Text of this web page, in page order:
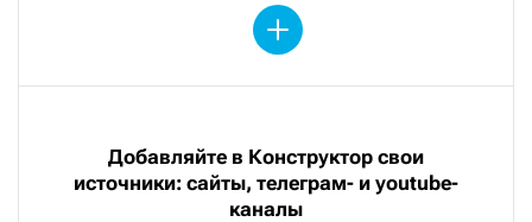
Добавляйте в Конструктор свои
источники: сайты, телеграм- и youtube-
каналы